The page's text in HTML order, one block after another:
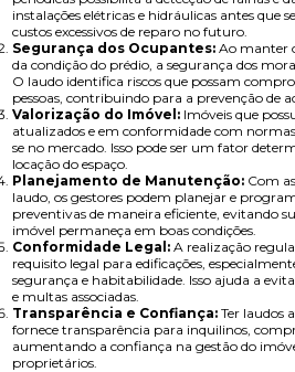
instalações elétricas e hidráulicas antes que
custos excessivos de reparo no futuro.
Segurança dos Ocupantes: Ao manter
da condição do prédio, a segurança dos
O laudo identifica riscos que possam
pessoas, contribuindo para a prevenção de
Valorização do Imóvel: Imóveis que
atualizados e em conformidade com
se no mercado. Isso pode ser um fator
locação do espaço.
Planejamento de Manutenção: Com
laudo, os gestores podem planejar e
preventivas de maneira eficiente, evitando
imóvel permaneça em boas condições.
Conformidade Legal: A realização
requisito legal para edificações,
segurança e habitabilidade. Isso ajuda a
e multas associadas.
Transparência e Confiança: Ter laudos
fornece transparência para inquilinos,
aumentando a confiança na gestão do
proprietários.